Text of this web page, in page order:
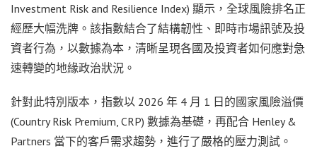
Investment Risk and Resilience Index) 顯示，全球風險排名正
經歷大幅洗牌。該指數結合了結構韌性、即時市場訊號及投
資者行為，以數據為本，清晰呈現各國及投資者如何應對急
速轉變的地緣政治狀況。
針對此特別版本，指數以 2026 年 4 月 1 日的國家風險溢價
(Country Risk Premium, CRP) 數據為基礎，再配合 Henley &
Partners 當下的客戶需求趨勢，進行了嚴格的壓力測試。